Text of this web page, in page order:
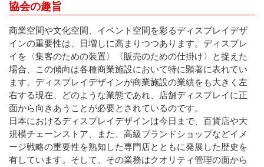
協会の趣旨
商業空間や文化空間、イベント空間を彩るディスプレイデザ
インの重要性は、日増しに高まりつつあります。ディスプレ
イを〈集客のための装置〉〈販売のための仕掛け〉と捉えた
場合、この傾向は各種商業施設において特に顕著に表れてい
ます。ディスプレイデザインが商業施設の業績をも大きく左
右する現在、どのような業態であれ、店舗ディスプレイに正
面から向きあうことが必要とされているのです。
日本におけるディスプレイデザインは今日まで、百貨店や大
規模チェーンストア、また、高級ブランドショップなどイメ
ージ戦略の重要性を熟知した専門店とともに発展した歴史を
有しています。そして、その業務はクオリティ管理の面から